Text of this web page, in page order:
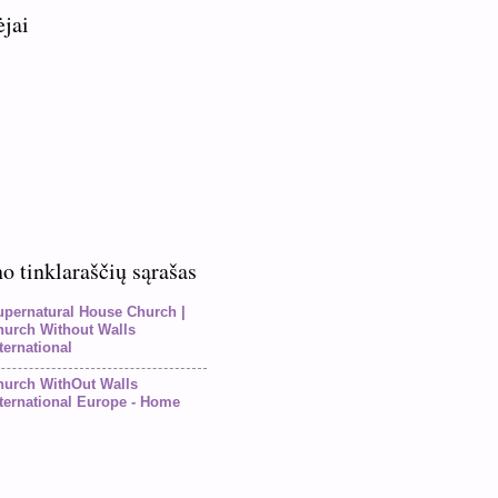
tinklaraščių sąrašas
House Church |
Without Walls
WithOut Walls
Europe - Home